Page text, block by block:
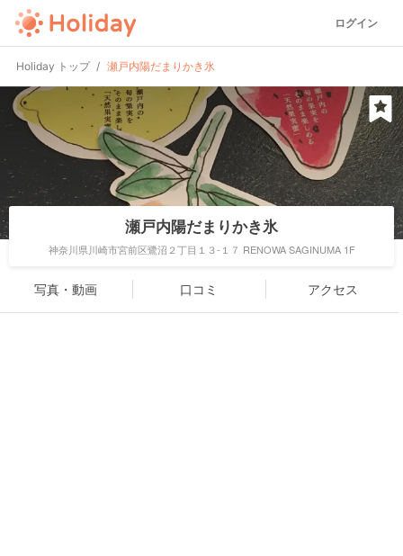
ログイン
Holiday トップ 瀬戸内陽だまりかき氷
瀬戸内陽だまりかき氷
神奈川県川崎市宮前区鷺沼２丁目１３-１７ RENOWA SAGINUMA 1F
写真・動画 口コミ アクセス